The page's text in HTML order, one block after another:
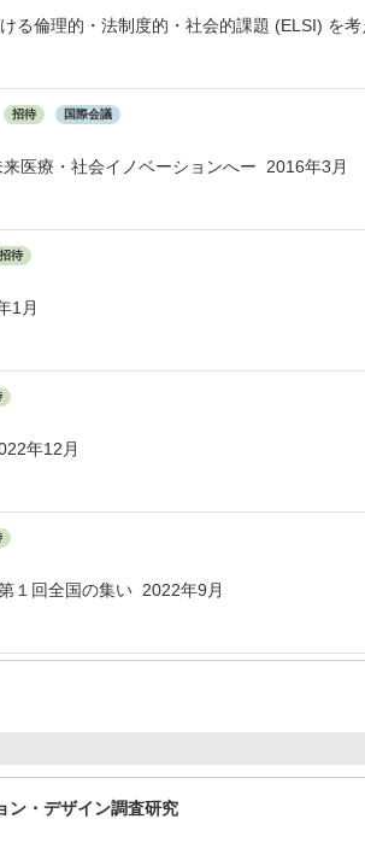
る倫理的・法制度的・社会的課題 (ELSI) を
招待 国際会議
医療・社会イノベーションへー 2016年3月
招待
1月
年12月
１回全国の集い 2022年9月
ン・デザイン調査研究